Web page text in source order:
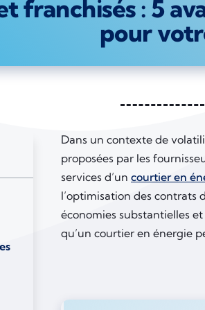
franchisés : 5
pour
Dans un contexte de
proposées par les
services d’un courtier en
l’optimisation des contrats
économies substantielles
qu’un courtier en énergie